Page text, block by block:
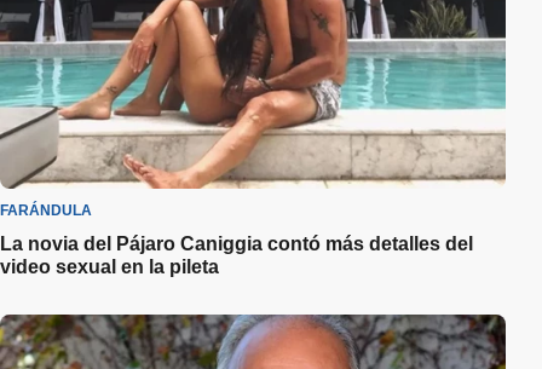
FARÁNDULA
La novia del Pájaro Caniggia contó más detalles del
video sexual en la pileta